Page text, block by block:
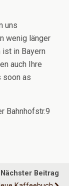
uns
wenig länger
in Bayern
auch Ihre
soon as
Bahnhofstr.9
Nächster Beitrag